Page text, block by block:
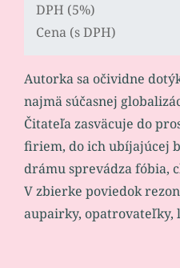
DPH (5%)
Cena (s DPH)
Autorka sa očividne
najmä súčasnej
Čitateľa zasväcuje do
firiem, do ich ubíjajúcej
drámu sprevádza fóbia,
V zbierke poviedok
aupairky, opatrovateľky,